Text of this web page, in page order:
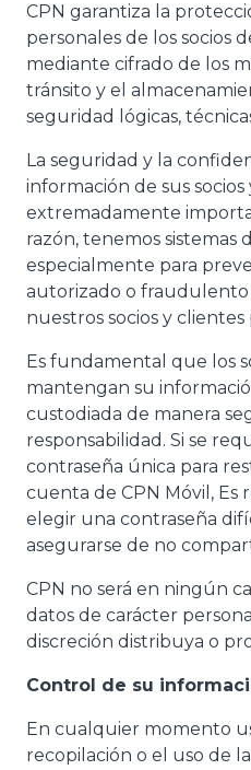
CPN garantiza la
personales de los socios
mediante cifrado de los
tránsito y el
seguridad lógicas,
La seguridad y la
información de sus socios
extremadamente
razón, tenemos sistemas
especialmente para
autorizado o fraudulento
nuestros socios y
Es fundamental que los
mantengan su
custodiada de manera
responsabilidad. Si se
contraseña única para
cuenta de CPN Móvil, Es
elegir una contraseña
asegurarse de no
CPN no será en ningún
datos de carácter
discreción distribuya o
Control de su
En cualquier momento
recopilación o el uso de